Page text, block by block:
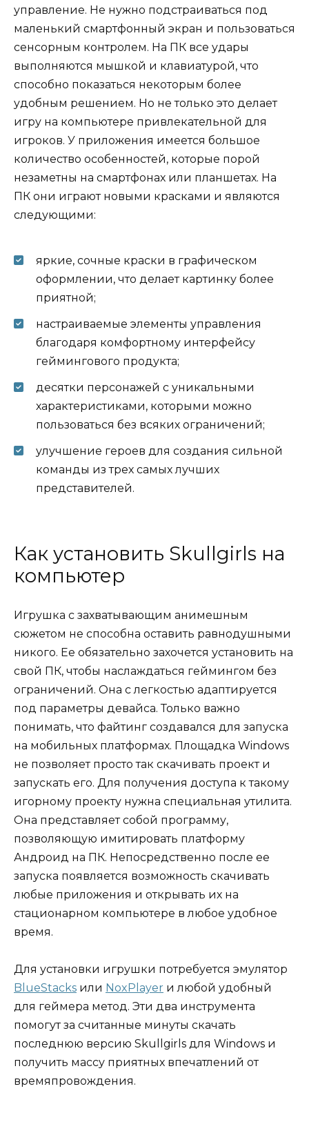
управление. Не нужно подстраиваться под
маленький смартфонный экран и пользоваться
сенсорным контролем. На ПК все удары
выполняются мышкой и клавиатурой, что
способно показаться некоторым более
удобным решением. Но не только это делает
игру на компьютере привлекательной для
игроков. У приложения имеется большое
количество особенностей, которые порой
незаметны на смартфонах или планшетах. На
ПК они играют новыми красками и являются
следующими:
яркие, сочные краски в графическом
оформлении, что делает картинку более
приятной;
настраиваемые элементы управления
благодаря комфортному интерфейсу
геймингового продукта;
десятки персонажей с уникальными
характеристиками, которыми можно
пользоваться без всяких ограничений;
улучшение героев для создания сильной
команды из трех самых лучших
представителей.
Как установить Skullgirls на
компьютер
Игрушка с захватывающим анимешным
сюжетом не способна оставить равнодушными
никого. Ее обязательно захочется установить на
свой ПК, чтобы наслаждаться геймингом без
ограничений. Она с легкостью адаптируется
под параметры девайса. Только важно
понимать, что файтинг создавался для запуска
на мобильных платформах. Площадка Windows
не позволяет просто так скачивать проект и
запускать его. Для получения доступа к такому
игорному проекту нужна специальная утилита.
Она представляет собой программу,
позволяющую имитировать платформу
Андроид на ПК. Непосредственно после ее
запуска появляется возможность скачивать
любые приложения и открывать их на
стационарном компьютере в любое удобное
время.
Для установки игрушки потребуется эмулятор
BlueStacks или NoxPlayer и любой удобный
для геймера метод. Эти два инструмента
помогут за считанные минуты скачать
последнюю версию Skullgirls для Windows и
получить массу приятных впечатлений от
времяпровождения.